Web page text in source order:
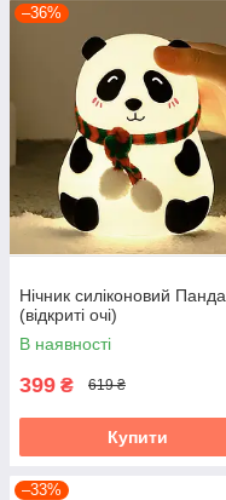
–36%
Нічник силіконовий Панда
(відкриті очі)
В наявності
399 ₴ 619 ₴
Купити
–33%